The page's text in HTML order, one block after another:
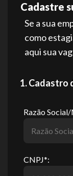
Cadastre
Se a sua
como
aqui sua
1. Cadastro
Razão
CNPJ*: